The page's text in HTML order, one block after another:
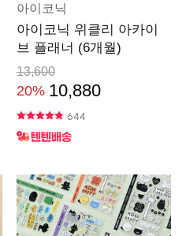
아이코닉
아이코닉 위클리 아카이
브 플래너 (6개월)
13,600
20% 10,880
644